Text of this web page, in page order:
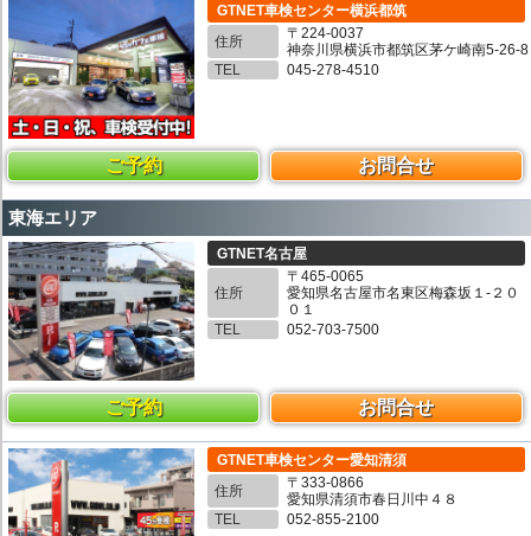
GTNET車検センター横浜都筑
住所
〒224-0037
神奈川県横浜市都筑区茅ケ崎南5-26-8
TEL
045-278-4510
ご予約 お問合せ
東海エリア
GTNET名古屋
住所
〒465-0065
愛知県名古屋市名東区梅森坂１-２０
０１
TEL
052-703-7500
ご予約 お問合せ
GTNET車検センター愛知清須
住所
〒333-0866
愛知県清須市春日川中４８
TEL
052-855-2100